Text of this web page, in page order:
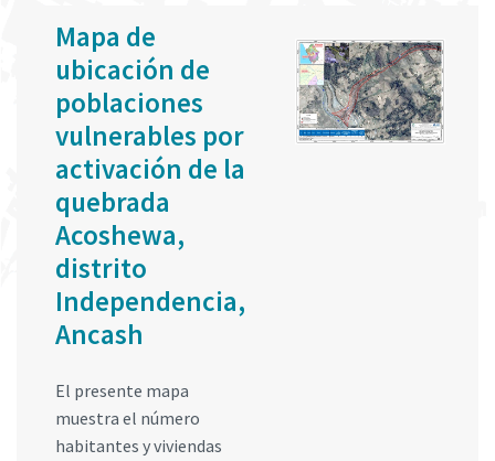
Mapa de
ubicación de
poblaciones
vulnerables por
activación de la
quebrada
Acoshewa,
distrito
Independencia,
Ancash
El presente mapa
muestra el número
habitantes y viviendas